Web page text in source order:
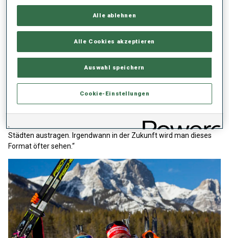
„Das ist irgendwie die Zukunft“
Der Aufstieg der Single-Mixed-Staffel zur olympischen Disziplin
verlief geradezu kometenhaft; sie wurde im Februar 2015 in Nové
Weltcup-Programm aufgenommen.Damals war das Feld noch
nicht so prominent besetzt wie heute, wo jede Nation das stärkste
Duo aufstellt. Das erste Rennen gewannen Lars Helge Birkeland
und Kaia Nicolaisen. Für die Heimmannschaft Schweden gingen
Linn Gestblom und Tobias Arwidson an den Start, wurden Vierte
und Arwidson orakelte: „Ich glaube, das ist irgendwie die Zukunft.
Dieses Rennen kann man in einem kleinen Stadion in großen
Städten austragen. Irgendwann in der Zukunft wird man dieses
Format öfter sehen.“
Alle ablehnen
Alle Cookies akzeptieren
Auswahl speichern
Cookie-Einstellungen